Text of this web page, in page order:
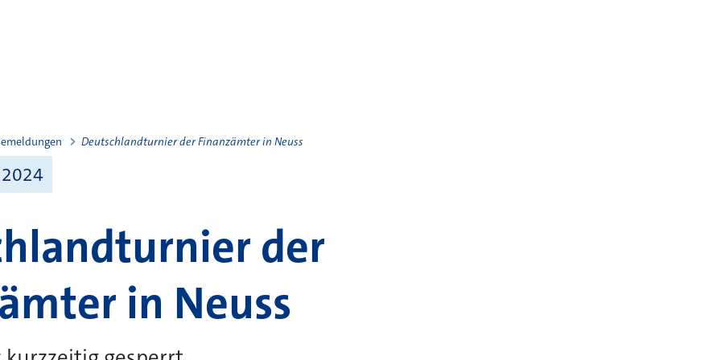
Deutschlandturnier der Finanzämter in Neuss
der
in Neuss